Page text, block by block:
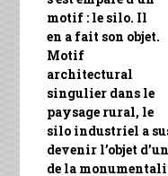
motif : le silo. Il
en a fait son objet.
Motif
architectural
singulier dans le
paysage rural, le
silo industriel a
devenir l’objet
de la